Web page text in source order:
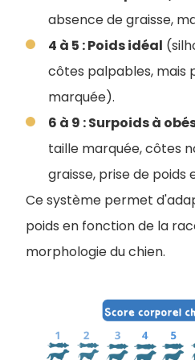
absence de graisse,
4 à 5 : Poids idéal
côtes palpables, mais
marquée).
6 à 9 : Surpoids à
taille marquée, côtes
graisse, prise de poids
Ce système permet
poids en fonction de la
morphologie du chien.